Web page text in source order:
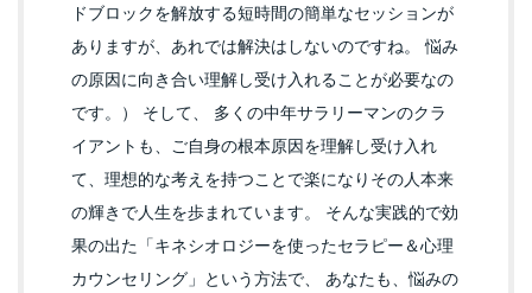
ドブロックを解放する短時間の簡単なセッションが
ありますが、あれでは解決はしないのですね。 悩み
の原因に向き合い理解し受け入れることが必要なの
です。） そして、 多くの中年サラリーマンのクラ
イアントも、ご自身の根本原因を理解し受け入れ
て、理想的な考えを持つことで楽になりその人本来
の輝きで人生を歩まれています。 そんな実践的で効
果の出た「キネシオロジーを使ったセラピー＆心理
カウンセリング」という方法で、 あなたも、悩みの